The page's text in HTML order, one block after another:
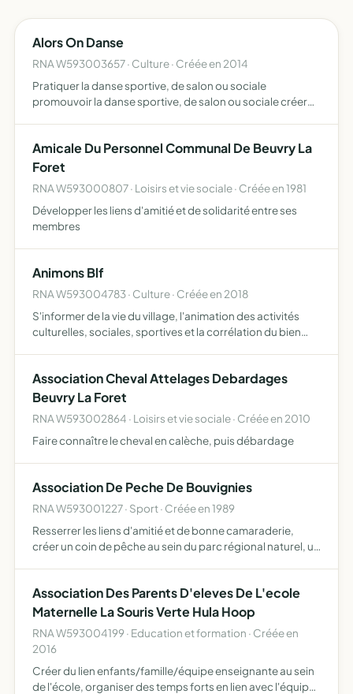
Alors On Danse
RNA W593003657 · Culture · Créée en 2014
Pratiquer la danse sportive, de salon ou sociale
promouvoir la danse sportive, de salon ou sociale créer
Amicale Du Personnel Communal De Beuvry La
Foret
RNA W593000807 · Loisirs et vie sociale · Créée en 1981
Développer les liens d'amitié et de solidarité entre ses
membres
Animons Blf
RNA W593004783 · Culture · Créée en 2018
S'informer de la vie du village, l'animation des activités
culturelles, sociales, sportives et la corrélation du bien
Association Cheval Attelages Debardages
Beuvry La Foret
RNA W593002864 · Loisirs et vie sociale · Créée en 2010
Faire connaître le cheval en calèche, puis débardage
Association De Peche De Bouvignies
RNA W593001227 · Sport · Créée en 1989
Resserrer les liens d'amitié et de bonne camaraderie,
créer un coin de pêche au sein du parc régional naturel, un
Association Des Parents D'eleves De L'ecole
Maternelle La Souris Verte Hula Hoop
RNA W593004199 · Education et formation · Créée en
2016
Créer du lien enfants/famille/équipe enseignante au sein
de l'école, organiser des temps forts en lien avec l'équipe